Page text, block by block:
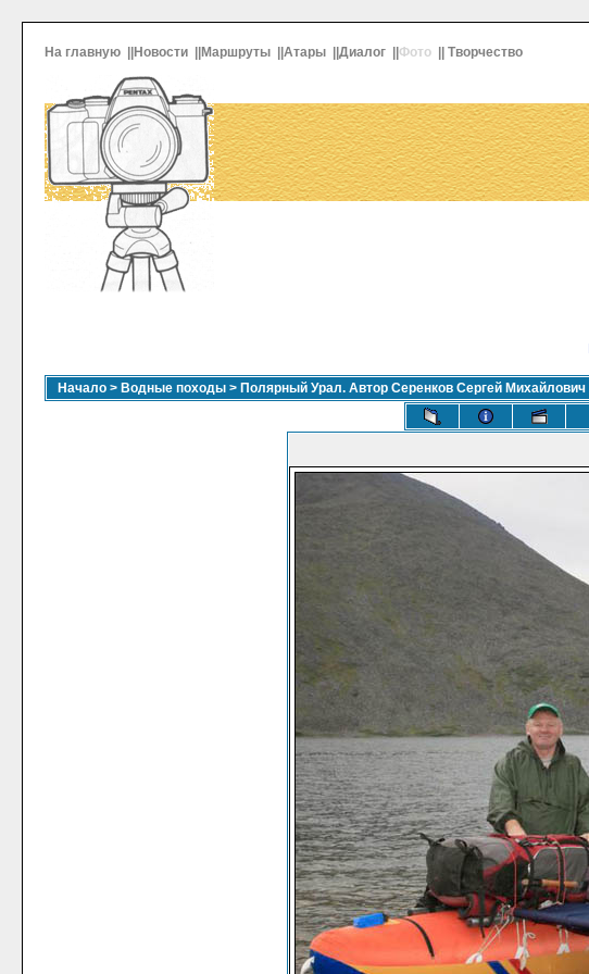
На главную Новости Маршруты Атары Диалог Фото Творчество
Начало > Водные походы > Полярный Урал. Автор Серенков Сергей Михайлович